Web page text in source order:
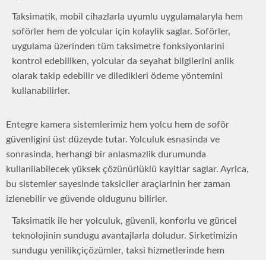
Taksimatik, mobil cihazlarla uyumlu uygulamalaryla hem
soförler hem de yolcular için kolaylik saglar. Soförler,
uygulama üzerinden tüm taksimetre fonksiyonlarini
kontrol edebiliken, yolcular da seyahat bilgilerini anlik
olarak takip edebilir ve diledikleri ödeme yöntemini
kullanabilirler.
Entegre kamera sistemlerimiz hem yolcu hem de soför
güvenligini üst düzeyde tutar. Yolculuk esnasinda ve
sonrasinda, herhangi bir anlasmazlik durumunda
kullanilabilecek yüksek çözünürlüklü kayitlar saglar. Ayrica,
bu sistemler sayesinde taksiciler araçlarinin her zaman
izlenebilir ve güvende oldugunu bilirler.
Taksimatik ile her yolculuk, güvenli, konforlu ve güncel
teknolojinin sundugu avantajlarla doludur. Sirketimizin
sundugu yenilikçiçözümler, taksi hizmetlerinde hem